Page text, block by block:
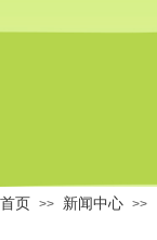
首页 >> 新闻中心 >>